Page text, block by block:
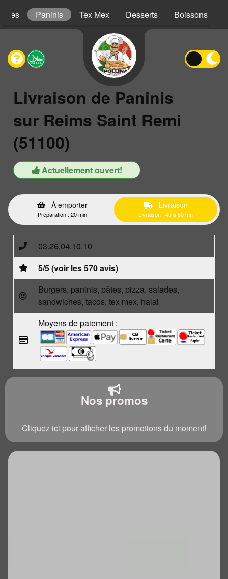
Paninis Tex Mex Desserts Boissons
Livraison de Paninis
sur Reims Saint Remi
(51100)
Actuellement ouvert!
À emporter
Préparation : 20 min
Livraison
Livraison : 45 à 60 mn
03.26.04.10.10
5/5 (voir les 570 avis)
Burgers, paninis, pâtes, pizza, salades,
sandwiches, tacos, tex mex, halal
Moyens de paiement :
Nos promos
Cliquez ici pour afficher les promotions du moment!